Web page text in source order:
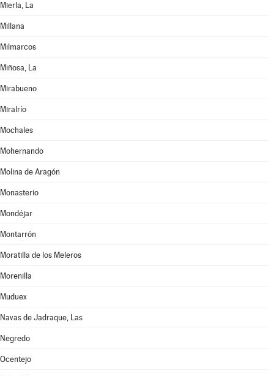
Mierla, La
Millana
Milmarcos
Miñosa, La
Mirabueno
Miralrío
Mochales
Mohernando
Molina de Aragón
Monasterio
Mondéjar
Montarrón
Moratilla de los Meleros
Morenilla
Muduex
Navas de Jadraque, Las
Negredo
Ocentejo